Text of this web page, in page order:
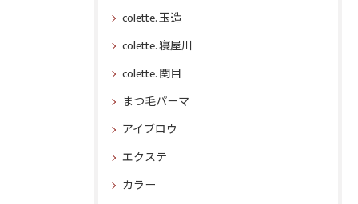
colette. 玉造
colette. 寝屋川
colette. 関目
まつ毛パーマ
アイブロウ
エクステ
カラー